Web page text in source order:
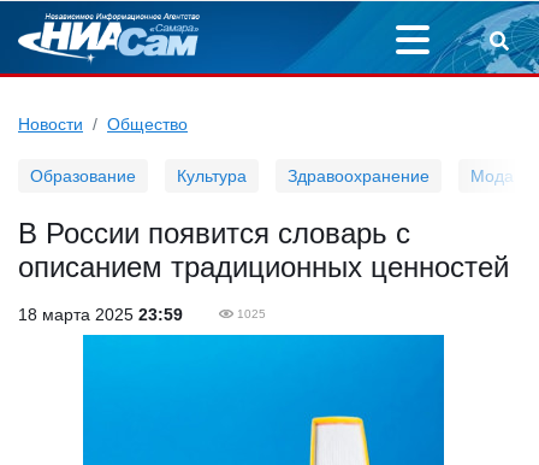
Новости Общество
Образование Культура Здравоохранение Мода
В России появится словарь с
описанием традиционных ценностей
18 марта 2025 23:59 1025